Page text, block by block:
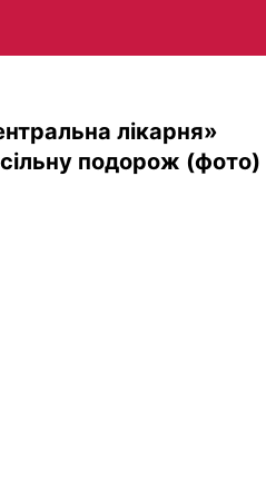
лікарня»
подорож (фото)